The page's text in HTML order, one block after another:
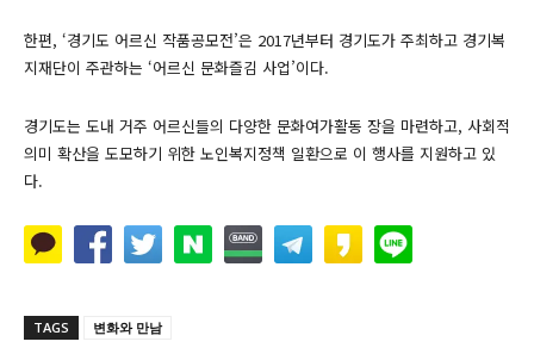
한편, ‘경기도 어르신 작품공모전’은 2017년부터 경기도가 주최하고 경기복
지재단이 주관하는 ‘어르신 문화즐김 사업’이다.
경기도는 도내 거주 어르신들의 다양한 문화여가활동 장을 마련하고, 사회적
의미 확산을 도모하기 위한 노인복지정책 일환으로 이 행사를 지원하고 있
다.
TAGS 변화와 만남